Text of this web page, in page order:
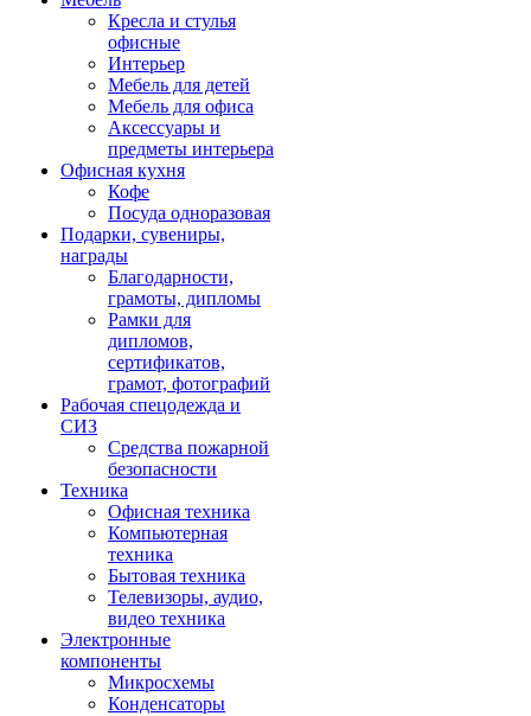
Кресла и стулья
офисные
Интерьер
Мебель для детей
Мебель для офиса
Аксессуары и
предметы интерьера
Офисная кухня
Кофе
Посуда одноразовая
Подарки, сувениры,
награды
Благодарности,
грамоты, дипломы
Рамки для
дипломов,
сертификатов,
грамот, фотографий
Рабочая спецодежда и
СИЗ
Средства пожарной
безопасности
Техника
Офисная техника
Компьютерная
техника
Бытовая техника
Телевизоры, аудио,
видео техника
Электронные
компоненты
Микросхемы
Конденсаторы